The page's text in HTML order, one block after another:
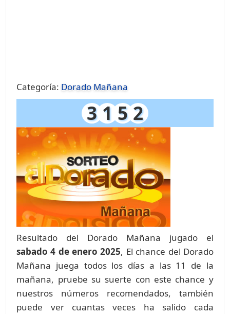
Categoría: Dorado Mañana
3 1 5 2
Resultado del Dorado Mañana jugado el
sabado 4 de enero 2025, El chance del Dorado
Mañana juega todos los días a las 11 de la
mañana, pruebe su suerte con este chance y
nuestros números recomendados, también
puede ver cuantas veces ha salido cada